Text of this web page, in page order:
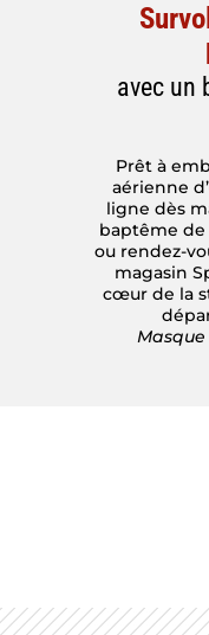
avec un
Prêt à
aérienne
ligne dès
baptême de
ou rendez-
magasin
cœur de la